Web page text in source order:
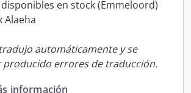
en stock (Emmeloord)
Alaeha
automáticamente y se
producido errores de traducción.
información